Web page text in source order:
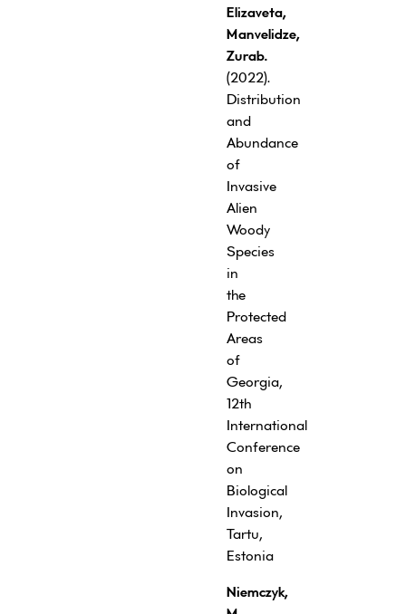
Elizaveta,
Manvelidze,
Zurab.
(2022).
Distribution
and
Abundance
of
Invasive
Alien
Woody
Species
in
the
Protected
Areas
of
Georgia,
12th
International
Conference
on
Biological
Invasion,
Tartu,
Estonia
Niemczyk,